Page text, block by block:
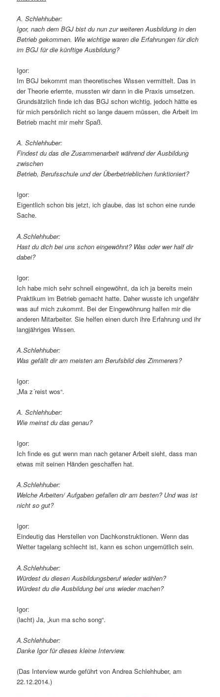
A. Schlehhuber:
Igor, nach dem BGJ bist du nun zur weiteren Ausbildung in den
Betrieb gekommen. Wie wichtige waren die Erfahrungen für dich
im BGJ für die künftige Ausbildung?
Igor:
Im BGJ bekommt man theoretisches Wissen vermittelt. Das in
der Theorie erlernte, mussten wir dann in die Praxis umsetzen.
Grundsätzlich finde ich das BGJ schon wichtig, jedoch hätte es
für mich persönlich nicht so lange dauern müssen, die Arbeit im
Betrieb macht mir mehr Spaß.
A. Schlehhuber:
Findest du das die Zusammenarbeit während der Ausbildung
zwischen
Betrieb, Berufsschule und der Überbetrieblichen funktioniert?
Igor:
Eigentlich schon bis jetzt, ich glaube, das ist schon eine runde
Sache.
A.Schlehhuber:
Hast du dich bei uns schon eingewöhnt? Was oder wer half dir
dabei?
Igor:
Ich habe mich sehr schnell eingewöhnt, da ich ja bereits mein
Praktikum im Betrieb gemacht hatte. Daher wusste ich ungefähr
was auf mich zukommt. Bei der Eingewöhnung halfen mir die
anderen Mitarbeiter. Sie helfen einen durch ihre Erfahrung und ihr
langjähriges Wissen.
A.Schlehhuber:
Was gefällt dir am meisten am Berufsbild des Zimmerers?
Igor:
„Ma z´reist wos“.
A. Schlehhuber:
Wie meinst du das genau?
Igor:
Ich finde es gut wenn man nach getaner Arbeit sieht, dass man
etwas mit seinen Händen geschaffen hat.
A.Schlehhuber:
Welche Arbeiten/ Aufgaben gefallen dir am besten? Und was ist
nicht so gut?
Igor:
Eindeutig das Herstellen von Dachkonstruktionen. Wenn das
Wetter tagelang schlecht ist, kann es schon ungemütlich sein.
A.Schlehhuber:
Würdest du diesen Ausbildungsberuf wieder wählen?
Würdest du die Ausbildung bei uns wieder machen?
Igor:
(lacht) Ja, „kun ma scho song“.
A.Schlehhuber:
Danke Igor für dieses kleine Interview.
(Das Interview wurde geführt von Andrea Schlehhuber, am
22.12.2014.)